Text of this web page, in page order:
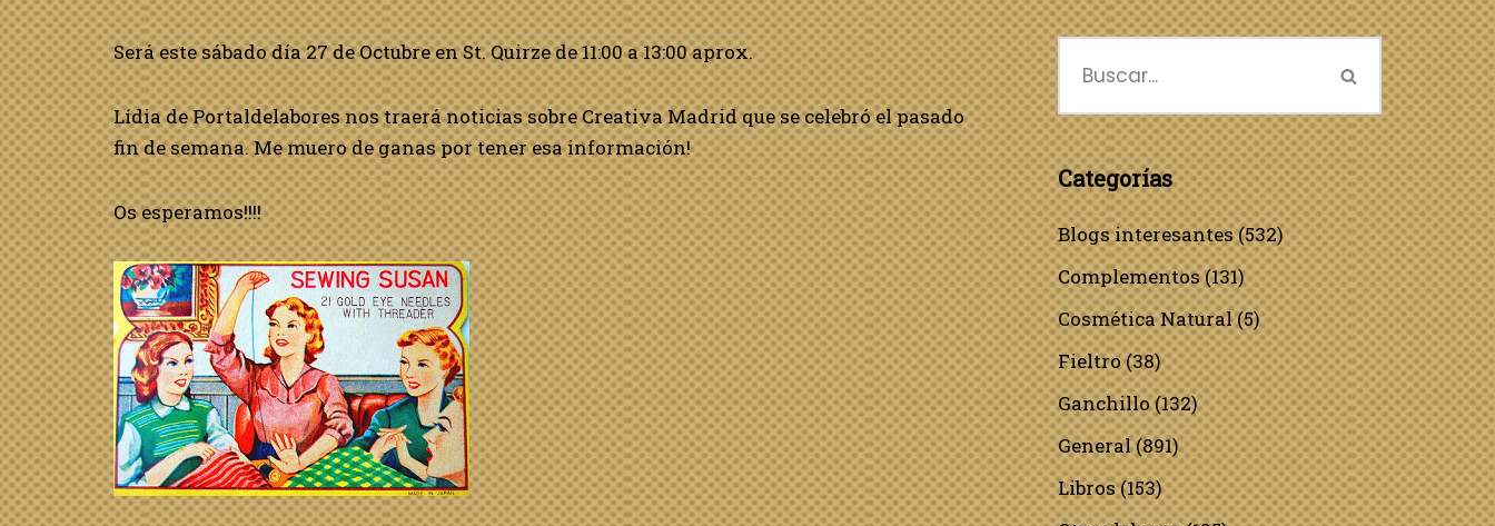
Será este sábado día 27 de Octubre en St. Quirze de 11:00 a 13:00 aprox.
Lídia de Portaldelabores nos traerá noticias sobre Creativa Madrid que se celebró el pasado
fin de semana. Me muero de ganas por tener esa información!
Os esperamos!!!!
Categorías
Blogs interesantes(532)
Complementos(131)
Cosmética Natural(5)
Fieltro(38)
Ganchillo(132)
General(891)
Libros(153)